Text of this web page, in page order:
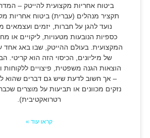
ביטוח אחריות מקצועית להייטק –
תקציר מנהלים (עברית) ביטוח אחריות
נועד להגן על חברות, יזמים ועצמאים
כספיות הנובעות מטעויות, ליקויים או
המקצועית. בעולם ההייטק, שבו באג אחד
של מיליונים, הכיסוי הזה הוא קריטי.
הוצאות הגנה משפטית, פיצויים ללקוחות
– אך חשוב לדעת שיש גם דברים שהוא
נזקים מכוונים או תביעות על מוצרים
רטרואקטיבית).
קראו עוד »